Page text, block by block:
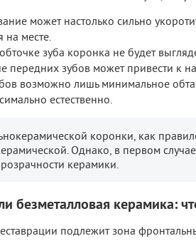
может настолько сильно
на месте.
зуба коронка не будет
передних зубов может привести к
возможно лишь минимальное
естественно.
коронки, как
Однако, в первом
керамики.
безметалловая керамика:
подлежит зона